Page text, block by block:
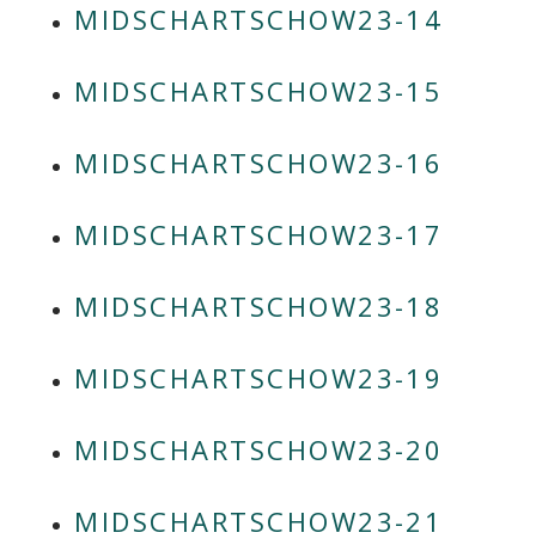
MIDSCHARTSCHOW23-14
MIDSCHARTSCHOW23-15
MIDSCHARTSCHOW23-16
MIDSCHARTSCHOW23-17
MIDSCHARTSCHOW23-18
MIDSCHARTSCHOW23-19
MIDSCHARTSCHOW23-20
MIDSCHARTSCHOW23-21